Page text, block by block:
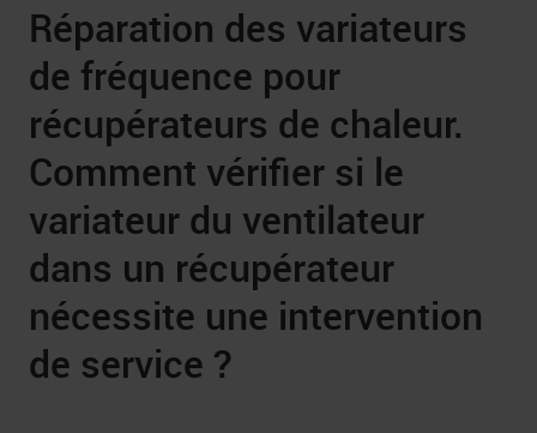
Réparation des variateurs
de fréquence pour
récupérateurs de chaleur.
Comment vérifier si le
variateur du ventilateur
dans un récupérateur
nécessite une intervention
de service ?